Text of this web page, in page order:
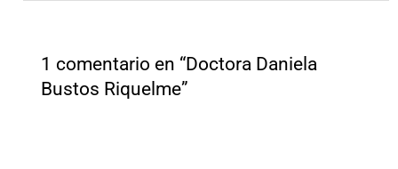
1 comentario en “Doctora Daniela
Bustos Riquelme”